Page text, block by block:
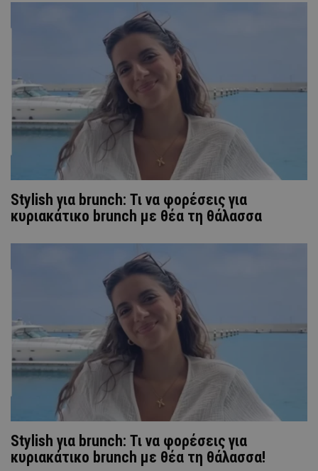
Stylish για brunch: Τι να φορέσεις για
κυριακάτικο brunch με θέα τη θάλασσα
Stylish για brunch: Τι να φορέσεις για
κυριακάτικο brunch με θέα τη θάλασσα!